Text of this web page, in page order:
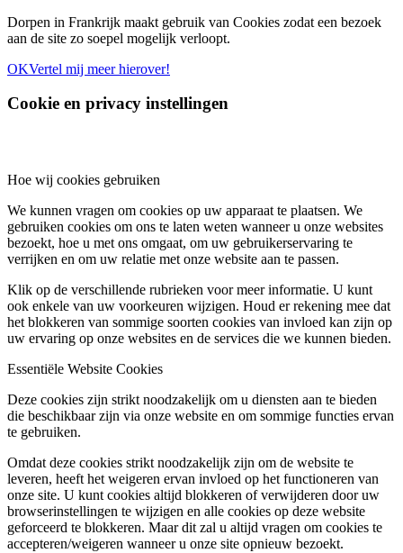
Dorpen in Frankrijk maakt gebruik van Cookies zodat een bezoek
aan de site zo soepel mogelijk verloopt.
OKVertel mij meer hierover!
Cookie en privacy instellingen
Hoe wij cookies gebruiken
We kunnen vragen om cookies op uw apparaat te plaatsen. We
gebruiken cookies om ons te laten weten wanneer u onze websites
bezoekt, hoe u met ons omgaat, om uw gebruikerservaring te
verrijken en om uw relatie met onze website aan te passen.
Klik op de verschillende rubrieken voor meer informatie. U kunt
ook enkele van uw voorkeuren wijzigen. Houd er rekening mee dat
het blokkeren van sommige soorten cookies van invloed kan zijn op
uw ervaring op onze websites en de services die we kunnen bieden.
Essentiële Website Cookies
Deze cookies zijn strikt noodzakelijk om u diensten aan te bieden
die beschikbaar zijn via onze website en om sommige functies ervan
te gebruiken.
Omdat deze cookies strikt noodzakelijk zijn om de website te
leveren, heeft het weigeren ervan invloed op het functioneren van
onze site. U kunt cookies altijd blokkeren of verwijderen door uw
browserinstellingen te wijzigen en alle cookies op deze website
geforceerd te blokkeren. Maar dit zal u altijd vragen om cookies te
accepteren/weigeren wanneer u onze site opnieuw bezoekt.